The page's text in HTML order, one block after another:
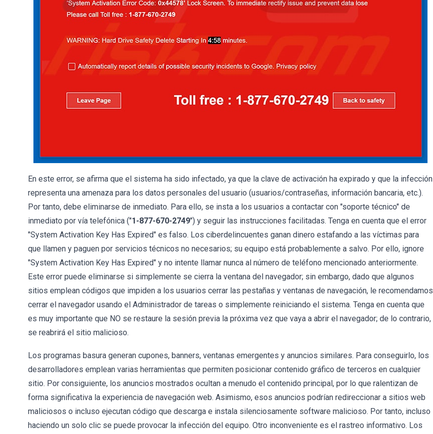
En este error, se afirma que el sistema ha sido infectado, ya que la clave de activación ha expirado y que la infección
representa una amenaza para los datos personales del usuario (usuarios/contraseñas, información bancaria, etc.).
Por tanto, debe eliminarse de inmediato. Para ello, se insta a los usuarios a contactar con "soporte técnico" de
inmediato por vía telefónica ("1-877-670-2749") y seguir las instrucciones facilitadas. Tenga en cuenta que el error
"System Activation Key Has Expired" es falso. Los ciberdelincuentes ganan dinero estafando a las víctimas para
que llamen y paguen por servicios técnicos no necesarios; su equipo está probablemente a salvo. Por ello, ignore
"System Activation Key Has Expired" y no intente llamar nunca al número de teléfono mencionado anteriormente.
Este error puede eliminarse si simplemente se cierra la ventana del navegador; sin embargo, dado que algunos
sitios emplean códigos que impiden a los usuarios cerrar las pestañas y ventanas de navegación, le recomendamos
cerrar el navegador usando el Administrador de tareas o simplemente reiniciando el sistema. Tenga en cuenta que
es muy importante que NO se restaure la sesión previa la próxima vez que vaya a abrir el navegador; de lo contrario,
se reabrirá el sitio malicioso.
Los programas basura generan cupones, banners, ventanas emergentes y anuncios similares. Para conseguirlo, los
desarrolladores emplean varias herramientas que permiten posicionar contenido gráfico de terceros en cualquier
sitio. Por consiguiente, los anuncios mostrados ocultan a menudo el contenido principal, por lo que ralentizan de
forma significativa la experiencia de navegación web. Asimismo, esos anuncios podrían redireccionar a sitios web
maliciosos o incluso ejecutan código que descarga e instala silenciosamente software malicioso. Por tanto, incluso
haciendo un solo clic se puede provocar la infección del equipo. Otro inconveniente es el rastreo informativo. Los